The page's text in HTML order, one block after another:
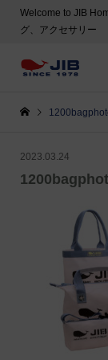
Welcome to JIB
グ、アクセサリー
2023.03.24